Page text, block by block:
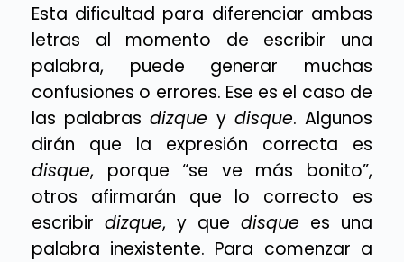
Esta dificultad para diferenciar ambas
letras al momento de escribir una
palabra, puede generar muchas
confusiones o errores. Ese es el caso de
las palabrasdizque y disque. Algunos
dirán que la expresión correcta es
disque, porque “se ve más bonito”,
otros afirmarán que lo correcto es
escribir dizque, y quedisque es una
palabra inexistente. Para comenzar a